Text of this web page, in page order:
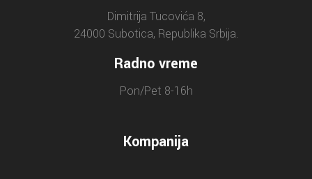
Dimitrija Tucovića 8,
24000 Subotica, Republika Srbija.
Radno vreme
Pon/Pet 8-16h
Kompanija